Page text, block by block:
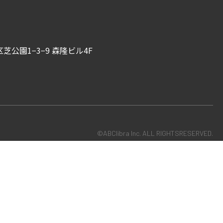
芝公園1−3−9 森隆ビル4F
©ABClibra Inc. ALL RIGHTSRESERVED.